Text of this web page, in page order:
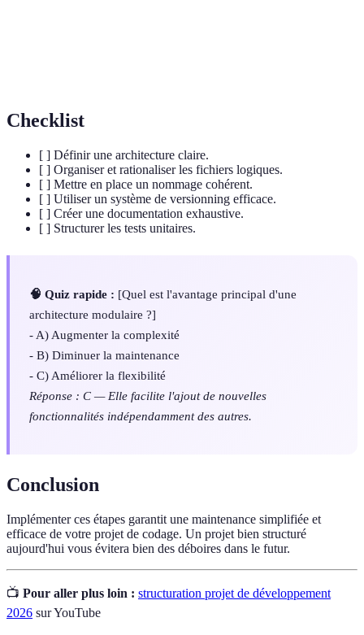
Checklist
[ ] Définir une architecture claire.
[ ] Organiser et rationaliser les fichiers logiques.
[ ] Mettre en place un nommage cohérent.
[ ] Utiliser un système de versionning efficace.
[ ] Créer une documentation exhaustive.
[ ] Structurer les tests unitaires.
🧠 Quiz rapide : [Quel est l'avantage principal d'une
architecture modulaire ?]
- A) Augmenter la complexité
- B) Diminuer la maintenance
- C) Améliorer la flexibilité
Réponse : C — Elle facilite l'ajout de nouvelles
fonctionnalités indépendamment des autres.
Conclusion
Implémenter ces étapes garantit une maintenance simplifiée et
efficace de votre projet de codage. Un projet bien structuré
aujourd'hui vous évitera bien des déboires dans le futur.
📺 Pour aller plus loin : structuration projet de développement
2026 sur YouTube